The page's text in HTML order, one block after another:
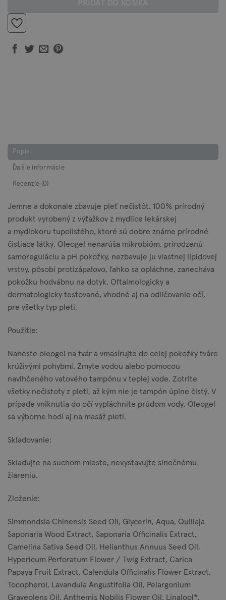
Popis
Ďalšie informácie
Recenzie (0)
Jemne a dokonale zbavuje pleť nečistôt. 100% prírodný
produkt vyrobený z výťažkov z mydlice lekárskej
a mydlokoru tupolistého, ktoré sú dobre známe prírodné
čistiace látky. Oleogel nenarúša mikrobióm, prirodzenú
samoreguláciu a pH pokožky, nezbavuje ju vlastnej lipidovej
vrstvy, pôsobí protizápalovo, ľahko sa opláchne, zanecháva
pokožku hodvábnu na dotyk. Oftalmologicky a
dermatologicky testované, vhodné aj na odličovanie očí,
pre všetky typ pleti.
Použitie:
Naneste oleogel na tvár a vmasírujte do celej pokožky tváre
krúživými pohybmi. Zmyte vodou alebo pomocou
navlhčeného vatového tampónu v teplej vode. Zotrite
všetky nečistoty z pleti, až kým nie je tampón úplne čistý. V
prípade vniknutia do očí vypláchnite prúdom vody. Oleogel
sa výborne hodí aj na masáž pleti.
Skladovanie:
Skladujte na suchom mieste, nevystavujte slnečnému
žiareniu.
Zloženie:
Simmondsia Chinensis Seed Oil, Glycerin, Aqua, Quillaja
Saponaria Wood Extract, Saponaria Officinalis Extract,
Camelina Sativa Seed Oil, Helianthus Annuus Seed Oil,
Hypericum Perforatum Flower / Twig Extract, Carica
Papaya Fruit Extract, Calendula Officinalis Flower Extract,
Tocopherol, Lavandula Angustifolia Oil, Pelargonium
Graveolens Oil, Anthemis Nobilis Flower Oil, Linalool*,